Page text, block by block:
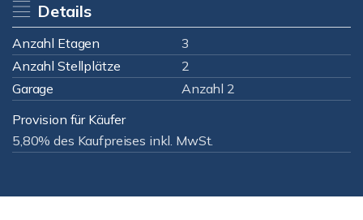
Details
Anzahl Etagen
3
Anzahl Stellplätze
2
Garage
Anzahl 2
Provision für Käufer
5,80% des Kaufpreises inkl. MwSt.